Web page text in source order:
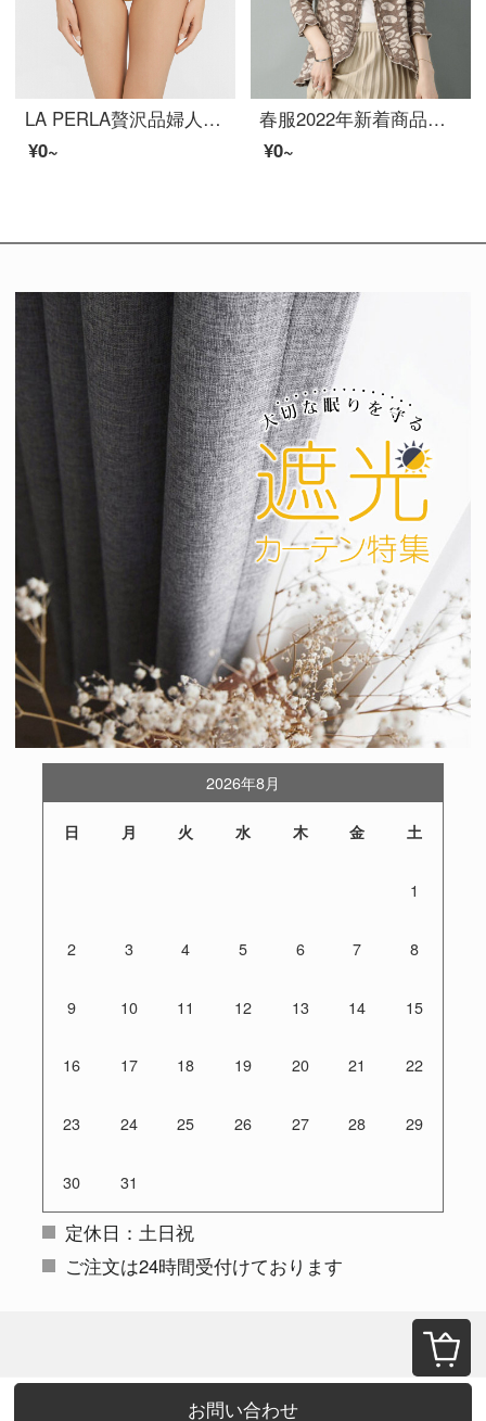
LA PERLA贅沢品婦人服女性パンツSECOND SKIN低腰高級高級高級三角ズボン秋冬S 250裸色3/L
¥0~
春服2022年新着商品ニットカーディガンレディースコーデ短款女装洋气外挂春秋コートカレーラクダ色XL
¥0~
お問い合わせ
2026年8月
日 月 火 水 木 金 土
1
2 3 4 5 6 7 8
9 10 11 12 13 14 15
16 17 18 19 20 21 22
23 24 25 26 27 28 29
30 31
定休日：土日祝
ご注文は24時間受付けております